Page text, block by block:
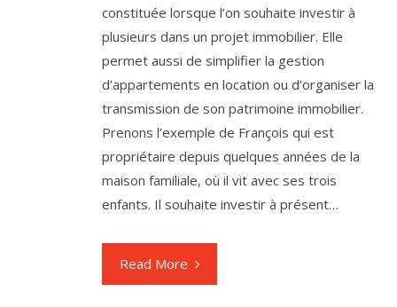
constituée lorsque l’on souhaite investir à
plusieurs dans un projet immobilier. Elle
permet aussi de simplifier la gestion
d’appartements en location ou d’organiser la
transmission de son patrimoine immobilier.
Prenons l’exemple de François qui est
propriétaire depuis quelques années de la
maison familiale, où il vit avec ses trois
enfants. Il souhaite investir à présent…
Read More